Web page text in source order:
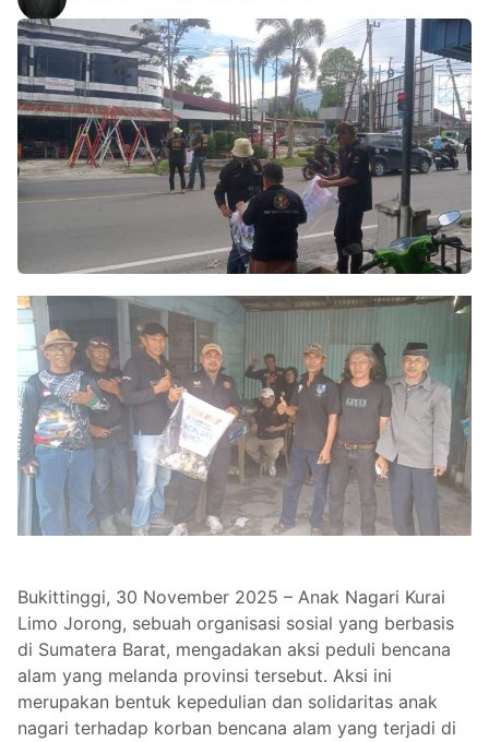
Bukittinggi, 30 November 2025 – Anak Nagari Kurai
Limo Jorong, sebuah organisasi sosial yang berbasis
di Sumatera Barat, mengadakan aksi peduli bencana
alam yang melanda provinsi tersebut. Aksi ini
merupakan bentuk kepedulian dan solidaritas anak
nagari terhadap korban bencana alam yang terjadi di